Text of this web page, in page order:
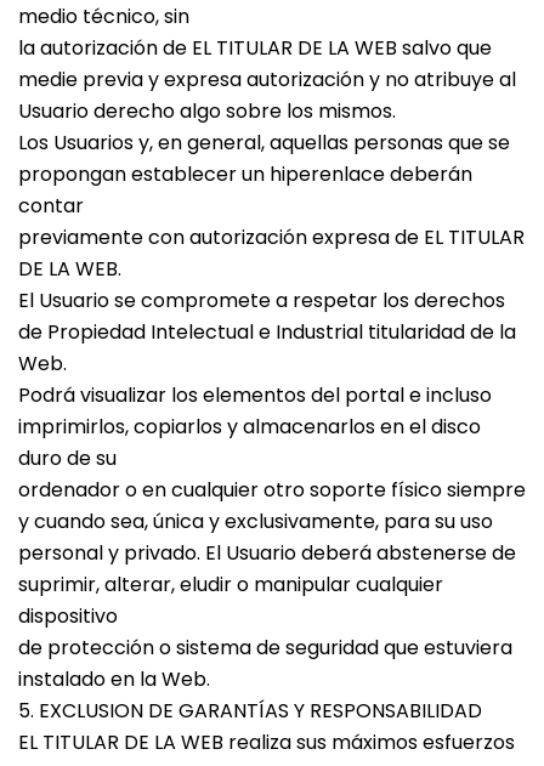
medio técnico, sin
la autorización de EL TITULAR DE LA WEB salvo que
medie previa y expresa autorización y no atribuye al
Usuario derecho algo sobre los mismos.
Los Usuarios y, en general, aquellas personas que se
propongan establecer un hiperenlace deberán
contar
previamente con autorización expresa de EL TITULAR
DE LA WEB.
El Usuario se compromete a respetar los derechos
de Propiedad Intelectual e Industrial titularidad de la
Web.
Podrá visualizar los elementos del portal e incluso
imprimirlos, copiarlos y almacenarlos en el disco
duro de su
ordenador o en cualquier otro soporte físico siempre
y cuando sea, única y exclusivamente, para su uso
personal y privado. El Usuario deberá abstenerse de
suprimir, alterar, eludir o manipular cualquier
dispositivo
de protección o sistema de seguridad que estuviera
instalado en la Web.
5. EXCLUSION DE GARANTÍAS Y RESPONSABILIDAD
EL TITULAR DE LA WEB realiza sus máximos esfuerzos